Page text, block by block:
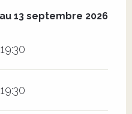
au 13 septembre 2026
au 13 septembre 2026